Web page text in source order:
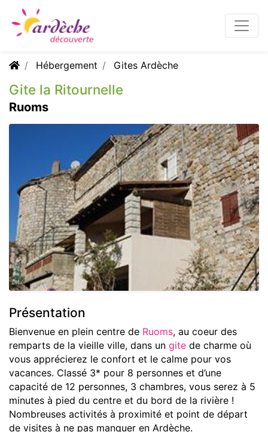
Hébergement Gites Ardèche
Gite la Ritournelle
Ruoms
Présentation
Bienvenue en plein centre de Ruoms, au coeur des
remparts de la vieille ville, dans un gite de charme où
vous apprécierez le confort et le calme pour vos
vacances. Classé 3* pour 8 personnes et d’une
capacité de 12 personnes, 3 chambres, vous serez à 5
minutes à pied du centre et du bord de la rivière !
Nombreuses activités à proximité et point de départ
de visites à ne pas manquer en Ardèche.